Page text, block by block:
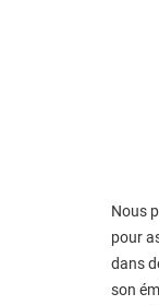
Nous
pour
dans
son